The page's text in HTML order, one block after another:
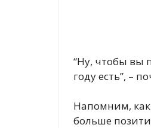
“Ну, чтобы вы
году есть”, –
Напомним,
больше